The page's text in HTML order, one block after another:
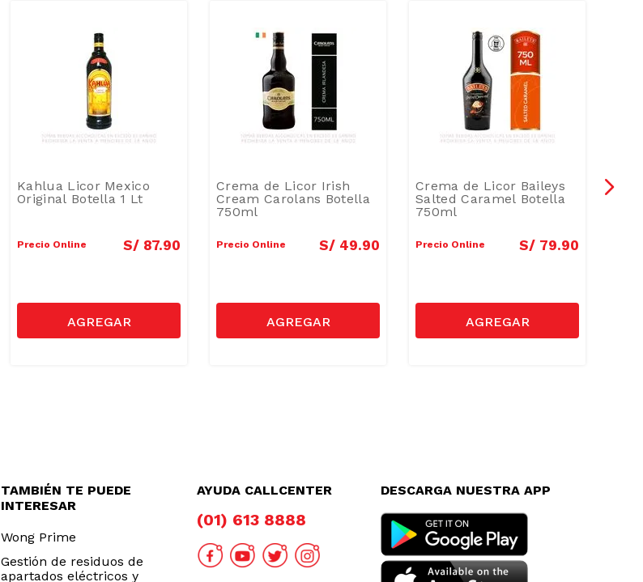
Kahlua Licor Mexico
Original Botella 1 Lt
Precio Online S/ 87.90
Crema de Licor Irish
Cream Carolans Botella
750ml
Precio Online S/ 49.90
Crema de Licor Baileys
Salted Caramel Botella
750ml
Precio Online S/ 79.90
TAMBIÉN TE PUEDE
INTERESAR
Wong Prime
Gestión de residuos de
apartados eléctricos y
AYUDA CALLCENTER
(01) 613 8888
DESCARGA NUESTRA APP